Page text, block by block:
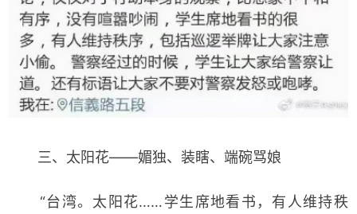
三、太阳花——媚独、装瞎、端碗骂娘
“台湾。太阳花……学生席地看书，有人维持秩